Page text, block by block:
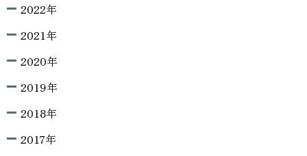
2022年
2021年
2020年
2019年
2018年
2017年